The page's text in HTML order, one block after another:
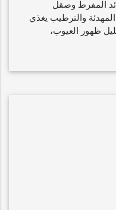
المفرط وصقل
والترطيب يغذي
ظهور العيوب،